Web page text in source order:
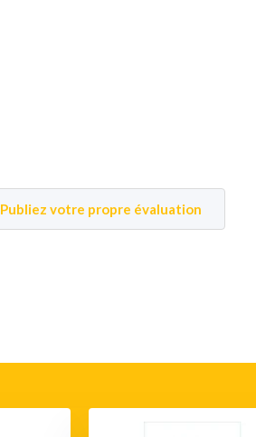
Publiez votre propre évaluation